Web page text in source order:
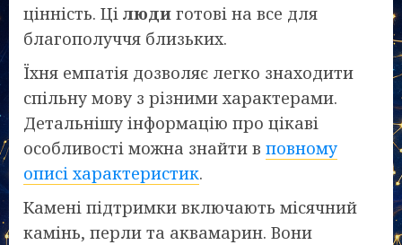
цінність. Ці люди готові на все для
благополуччя близьких.
Їхня емпатія дозволяє легко знаходити
спільну мову з різними характерами.
Детальнішу інформацію про цікаві
особливості можна знайти в повному
описі характеристик.
Камені підтримки включають місячний
камінь, перли та аквамарин. Вони